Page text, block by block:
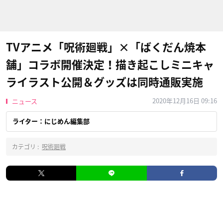
TVアニメ「呪術廻戦」×「ばくだん焼本
舗」コラボ開催決定！描き起こしミニキャ
ライラスト公開＆グッズは同時通販実施
ニュース 2020年12月16日 09:16
ライター：にじめん編集部
カテゴリ : 呪術廻戦